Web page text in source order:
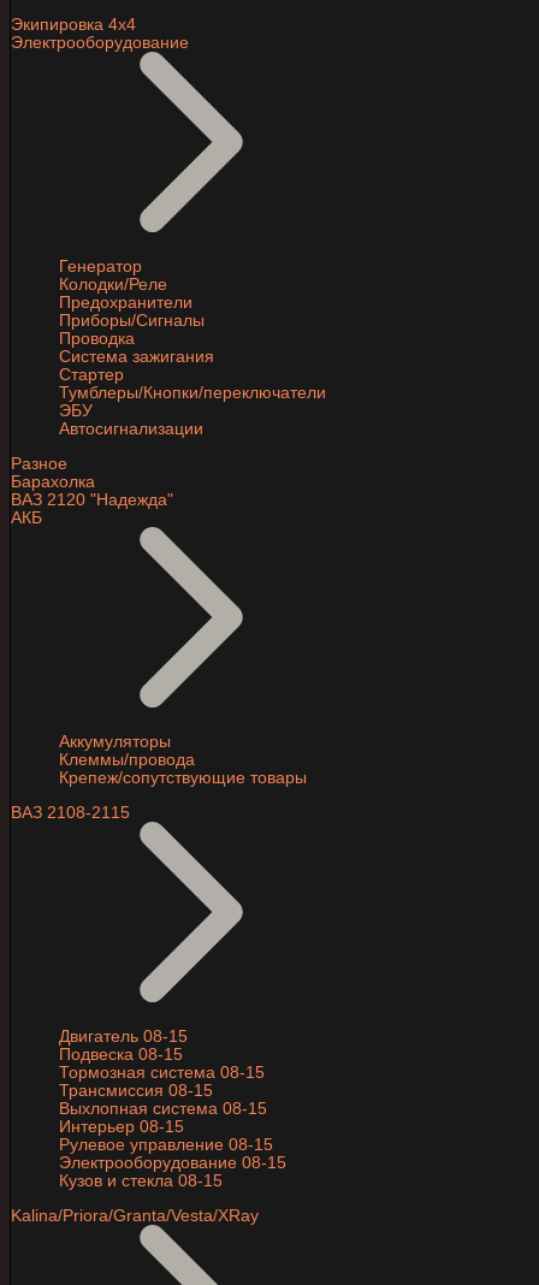
Экипировка 4х4
Электрооборудование
Генератор
Колодки/Реле
Предохранители
Приборы/Сигналы
Проводка
Система зажигания
Стартер
Тумблеры/Кнопки/переключатели
ЭБУ
Автосигнализации
Разное
Барахолка
ВАЗ 2120 "Надежда"
АКБ
Аккумуляторы
Клеммы/провода
Крепеж/сопутствующие товары
ВАЗ 2108-2115
Двигатель 08-15
Подвеска 08-15
Тормозная система 08-15
Трансмиссия 08-15
Выхлопная система 08-15
Интерьер 08-15
Рулевое управление 08-15
Электрооборудование 08-15
Кузов и стекла 08-15
Kalina/Priora/Granta/Vesta/XRay